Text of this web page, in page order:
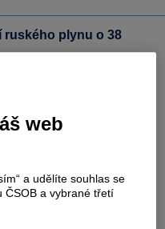
ruského plynu o 38
web
a udělíte souhlas se
ČSOB a vybrané třetí